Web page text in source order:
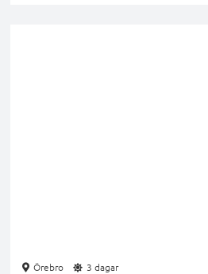
Örebro 3 dagar